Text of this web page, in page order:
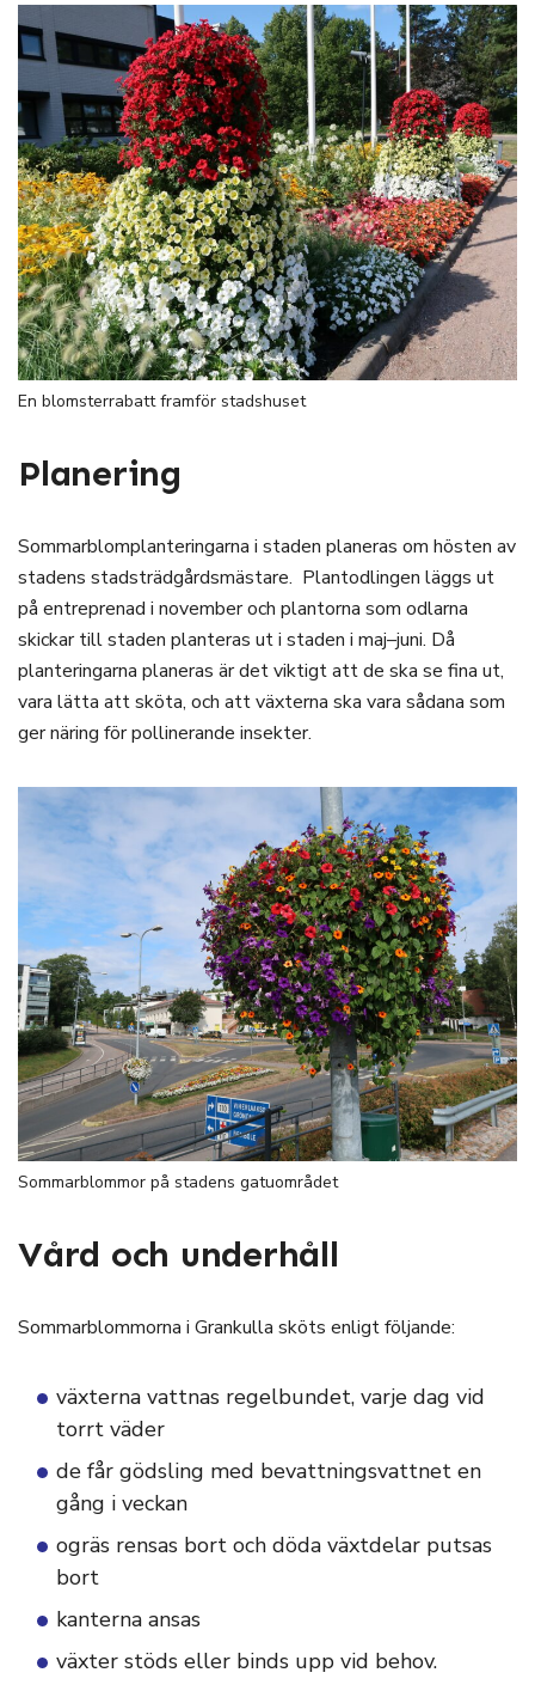
En blomsterrabatt framför stadshuset
Planering
Sommarblomplanteringarna i staden planeras om hösten av
stadens stadsträdgårdsmästare. Plantodlingen läggs ut
på entreprenad i november och plantorna som odlarna
skickar till staden planteras ut i staden i maj–juni. Då
planteringarna planeras är det viktigt att de ska se fina ut,
vara lätta att sköta, och att växterna ska vara sådana som
ger näring för pollinerande insekter.
Sommarblommor på stadens gatuområdet
Vård och underhåll
Sommarblommorna i Grankulla sköts enligt följande:
växterna vattnas regelbundet, varje dag vid
torrt väder
de får gödsling med bevattningsvattnet en
gång i veckan
ogräs rensas bort och döda växtdelar putsas
bort
kanterna ansas
växter stöds eller binds upp vid behov.